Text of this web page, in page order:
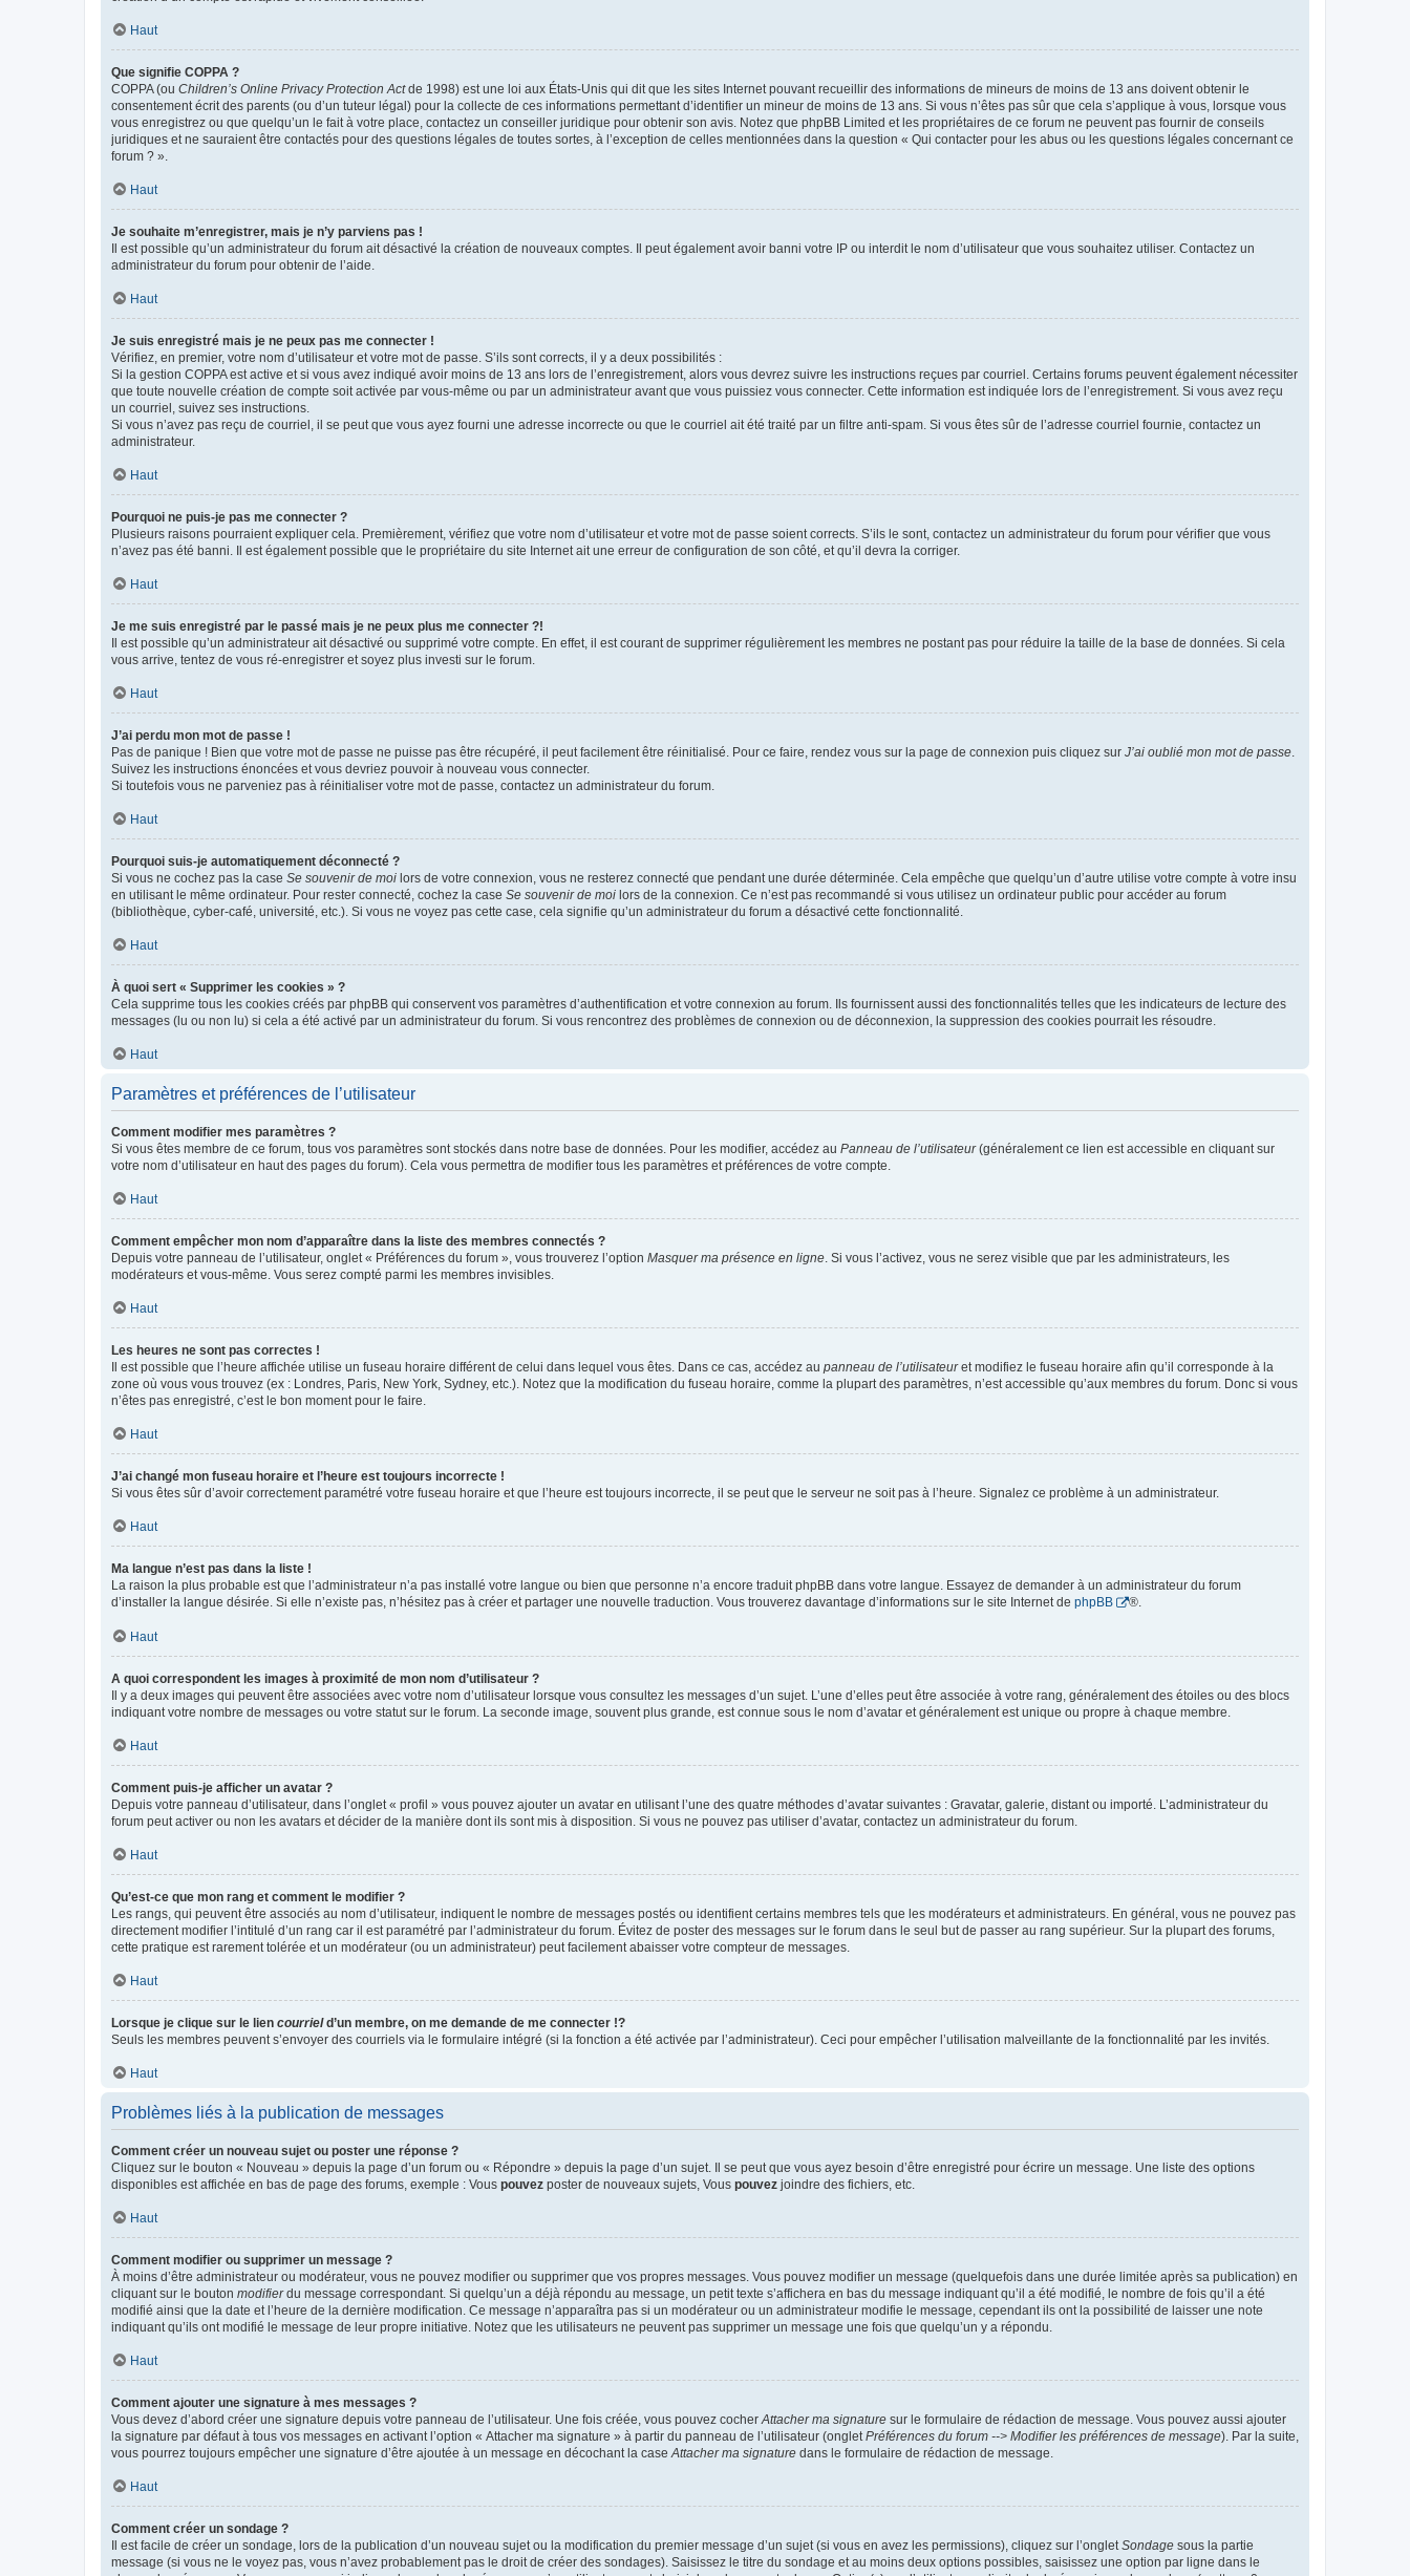
Haut
Que signifie COPPA ?
COPPA (ou Children’s Online Privacy Protection Actde 1998) est une loi aux États-Unis qui dit que les sites Internet pouvant recueillir des informations de mineurs de moins de 13 ans doivent obtenir le
consentement écrit des parents (ou d’un tuteur légal) pour la collecte de ces informations permettant d’identifier un mineur de moins de 13 ans. Si vous n’êtes pas sûr que cela s’applique à vous, lorsque vous
vous enregistrez ou que quelqu’un le fait à votre place, contactez un conseiller juridique pour obtenir son avis. Notez que phpBB Limited et les propriétaires de ce forum ne peuvent pas fournir de conseils
juridiques et ne sauraient être contactés pour des questions légales de toutes sortes, à l’exception de celles mentionnées dans la question « Qui contacter pour les abus ou les questions légales concernant ce
forum ? ».
Haut
Je souhaite m’enregistrer, mais je n’y parviens pas !
Il est possible qu’un administrateur du forum ait désactivé la création de nouveaux comptes. Il peut également avoir banni votre IP ou interdit le nom d’utilisateur que vous souhaitez utiliser. Contactez un
administrateur du forum pour obtenir de l’aide.
Haut
Je suis enregistré mais je ne peux pas me connecter !
Vérifiez, en premier, votre nom d’utilisateur et votre mot de passe. S’ils sont corrects, il y a deux possibilités :
Si la gestion COPPA est active et si vous avez indiqué avoir moins de 13 ans lors de l’enregistrement, alors vous devrez suivre les instructions reçues par courriel. Certains forums peuvent également nécessiter
que toute nouvelle création de compte soit activée par vous-même ou par un administrateur avant que vous puissiez vous connecter. Cette information est indiquée lors de l’enregistrement. Si vous avez reçu
un courriel, suivez ses instructions.
Si vous n’avez pas reçu de courriel, il se peut que vous ayez fourni une adresse incorrecte ou que le courriel ait été traité par un filtre anti-spam. Si vous êtes sûr de l’adresse courriel fournie, contactez un
administrateur.
Haut
Pourquoi ne puis-je pas me connecter ?
Plusieurs raisons pourraient expliquer cela. Premièrement, vérifiez que votre nom d’utilisateur et votre mot de passe soient corrects. S’ils le sont, contactez un administrateur du forum pour vérifier que vous
n’avez pas été banni. Il est également possible que le propriétaire du site Internet ait une erreur de configuration de son côté, et qu’il devra la corriger.
Haut
Je me suis enregistré par le passé mais je ne peux plus me connecter ?!
Il est possible qu’un administrateur ait désactivé ou supprimé votre compte. En effet, il est courant de supprimer régulièrement les membres ne postant pas pour réduire la taille de la base de données. Si cela
vous arrive, tentez de vous ré-enregistrer et soyez plus investi sur le forum.
Haut
J’ai perdu mon mot de passe !
Pas de panique ! Bien que votre mot de passe ne puisse pas être récupéré, il peut facilement être réinitialisé. Pour ce faire, rendez vous sur la page de connexion puis cliquez sur J’ai oublié mon mot de passe.
Suivez les instructions énoncées et vous devriez pouvoir à nouveau vous connecter.
Si toutefois vous ne parveniez pas à réinitialiser votre mot de passe, contactez un administrateur du forum.
Haut
Pourquoi suis-je automatiquement déconnecté ?
Si vous ne cochez pas la case Se souvenir de moi lors de votre connexion, vous ne resterez connecté que pendant une durée déterminée. Cela empêche que quelqu’un d’autre utilise votre compte à votre insu
en utilisant le même ordinateur. Pour rester connecté, cochez la case Se souvenir de moi lors de la connexion. Ce n’est pas recommandé si vous utilisez un ordinateur public pour accéder au forum
(bibliothèque, cyber-café, université, etc.). Si vous ne voyez pas cette case, cela signifie qu’un administrateur du forum a désactivé cette fonctionnalité.
Haut
À quoi sert « Supprimer les cookies » ?
Cela supprime tous les cookies créés par phpBB qui conservent vos paramètres d’authentification et votre connexion au forum. Ils fournissent aussi des fonctionnalités telles que les indicateurs de lecture des
messages (lu ou non lu) si cela a été activé par un administrateur du forum. Si vous rencontrez des problèmes de connexion ou de déconnexion, la suppression des cookies pourrait les résoudre.
Haut
Paramètres et préférences de l’utilisateur
Comment modifier mes paramètres ?
Si vous êtes membre de ce forum, tous vos paramètres sont stockés dans notre base de données. Pour les modifier, accédez au Panneau de l’utilisateur(généralement ce lien est accessible en cliquant sur
votre nom d’utilisateur en haut des pages du forum). Cela vous permettra de modifier tous les paramètres et préférences de votre compte.
Haut
Comment empêcher mon nom d’apparaître dans la liste des membres connectés ?
Depuis votre panneau de l’utilisateur, onglet « Préférences du forum », vous trouverez l’option Masquer ma présence en ligne. Si vous l’activez, vous ne serez visible que par les administrateurs, les
modérateurs et vous-même. Vous serez compté parmi les membres invisibles.
Haut
Les heures ne sont pas correctes !
Il est possible que l’heure affichée utilise un fuseau horaire différent de celui dans lequel vous êtes. Dans ce cas, accédez au panneau de l’utilisateuret modifiez le fuseau horaire afin qu’il corresponde à la
zone où vous vous trouvez (ex : Londres, Paris, New York, Sydney, etc.). Notez que la modification du fuseau horaire, comme la plupart des paramètres, n’est accessible qu’aux membres du forum. Donc si vous
n’êtes pas enregistré, c’est le bon moment pour le faire.
Haut
J’ai changé mon fuseau horaire et l’heure est toujours incorrecte !
Si vous êtes sûr d’avoir correctement paramétré votre fuseau horaire et que l’heure est toujours incorrecte, il se peut que le serveur ne soit pas à l’heure. Signalez ce problème à un administrateur.
Haut
Ma langue n’est pas dans la liste !
La raison la plus probable est que l’administrateur n’a pas installé votre langue ou bien que personne n’a encore traduit phpBB dans votre langue. Essayez de demander à un administrateur du forum
d’installer la langue désirée. Si elle n’existe pas, n’hésitez pas à créer et partager une nouvelle traduction. Vous trouverez davantage d’informations sur le site Internet de phpBB ®.
Haut
A quoi correspondent les images à proximité de mon nom d’utilisateur ?
Il y a deux images qui peuvent être associées avec votre nom d’utilisateur lorsque vous consultez les messages d’un sujet. L’une d’elles peut être associée à votre rang, généralement des étoiles ou des blocs
indiquant votre nombre de messages ou votre statut sur le forum. La seconde image, souvent plus grande, est connue sous le nom d’avatar et généralement est unique ou propre à chaque membre.
Haut
Comment puis-je afficher un avatar ?
Depuis votre panneau d’utilisateur, dans l’onglet « profil » vous pouvez ajouter un avatar en utilisant l’une des quatre méthodes d’avatar suivantes : Gravatar, galerie, distant ou importé. L’administrateur du
forum peut activer ou non les avatars et décider de la manière dont ils sont mis à disposition. Si vous ne pouvez pas utiliser d’avatar, contactez un administrateur du forum.
Haut
Qu’est-ce que mon rang et comment le modifier ?
Les rangs, qui peuvent être associés au nom d’utilisateur, indiquent le nombre de messages postés ou identifient certains membres tels que les modérateurs et administrateurs. En général, vous ne pouvez pas
directement modifier l’intitulé d’un rang car il est paramétré par l’administrateur du forum. Évitez de poster des messages sur le forum dans le seul but de passer au rang supérieur. Sur la plupart des forums,
cette pratique est rarement tolérée et un modérateur (ou un administrateur) peut facilement abaisser votre compteur de messages.
Haut
Lorsque je clique sur le lien courrield’un membre, on me demande de me connecter !?
Seuls les membres peuvent s’envoyer des courriels via le formulaire intégré (si la fonction a été activée par l’administrateur). Ceci pour empêcher l’utilisation malveillante de la fonctionnalité par les invités.
Haut
Problèmes liés à la publication de messages
Comment créer un nouveau sujet ou poster une réponse ?
Cliquez sur le bouton « Nouveau » depuis la page d’un forum ou « Répondre » depuis la page d’un sujet. Il se peut que vous ayez besoin d’être enregistré pour écrire un message. Une liste des options
disponibles est affichée en bas de page des forums, exemple : Vous pouvez poster de nouveaux sujets, Vous pouvez joindre des fichiers, etc.
Haut
Comment modifier ou supprimer un message ?
À moins d’être administrateur ou modérateur, vous ne pouvez modifier ou supprimer que vos propres messages. Vous pouvez modifier un message (quelquefois dans une durée limitée après sa publication) en
cliquant sur le bouton modifierdu message correspondant. Si quelqu’un a déjà répondu au message, un petit texte s’affichera en bas du message indiquant qu’il a été modifié, le nombre de fois qu’il a été
modifié ainsi que la date et l’heure de la dernière modification. Ce message n’apparaîtra pas si un modérateur ou un administrateur modifie le message, cependant ils ont la possibilité de laisser une note
indiquant qu’ils ont modifié le message de leur propre initiative. Notez que les utilisateurs ne peuvent pas supprimer un message une fois que quelqu’un y a répondu.
Haut
Comment ajouter une signature à mes messages ?
Vous devez d’abord créer une signature depuis votre panneau de l’utilisateur. Une fois créée, vous pouvez cocherAttacher ma signature sur le formulaire de rédaction de message. Vous pouvez aussi ajouter
la signature par défaut à tous vos messages en activant l’option « Attacher ma signature » à partir du panneau de l’utilisateur (ongletPréférences du forum --> Modifier les préférences de message). Par la suite,
vous pourrez toujours empêcher une signature d’être ajoutée à un message en décochant la caseAttacher ma signature dans le formulaire de rédaction de message.
Haut
Comment créer un sondage ?
Il est facile de créer un sondage, lors de la publication d’un nouveau sujet ou la modification du premier message d’un sujet (si vous en avez les permissions), cliquez sur l’ongletSondage sous la partie
message (si vous ne le voyez pas, vous n’avez probablement pas le droit de créer des sondages). Saisissez le titre du sondage et au moins deux options possibles, saisissez une option par ligne dans le